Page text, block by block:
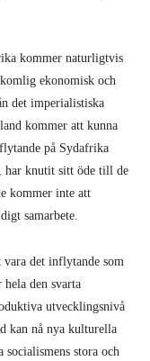
kommer naturligtvis
ekonomisk och
det imperialistiska
kommer att kunna
på Sydafrika
har knutit sitt öde till de
kommer inte att
samarbete.
det inflytande som
den svarta
utvecklingsnivå
kan nå nya kulturella
socialismens stora och